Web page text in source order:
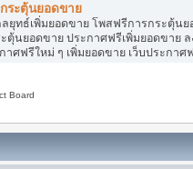
ระตุ้นยอดขาย
ลยุทธ์เพิ่มยอดขาย โพสฟรีการกระตุ้น
ตุ้นยอดขาย ประกาศฟรีเพิ่มยอดขาย
าศฟรีใหม่ ๆ เพิ่มยอดขาย เว็บประกาศ
Board